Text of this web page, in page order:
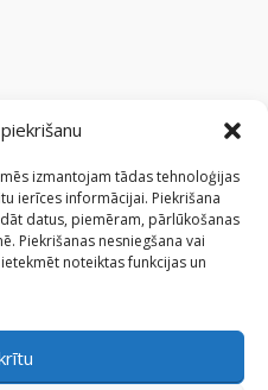
izmantojam tādas tehnoloģijas
ierīces informācijai. Piekrišana
datus, piemēram, pārlūkošanas
Piekrišanas nesniegšana vai
noteiktas funkcijas un